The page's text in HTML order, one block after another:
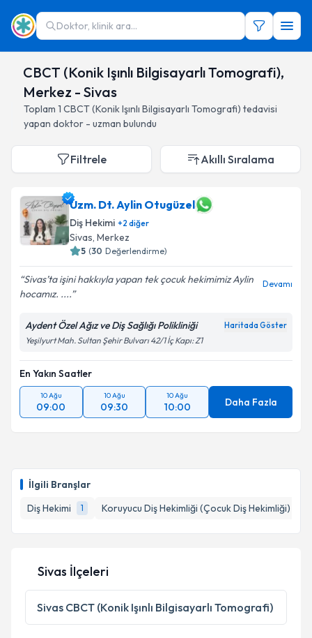
Doktor, klinik ara...
CBCT (Konik Işınlı Bilgisayarlı Tomografi),
Merkez - Sivas
Toplam 1 CBCT (Konik Işınlı Bilgisayarlı Tomografi) tedavisi
yapan doktor - uzman bulundu
İlgili Branşlar
Diş Hekimi
1 Koruyucu Diş Hekimliği (Çocuk Diş Hekimliği)
Filtrele Akıllı Sıralama
Uzm. Dt. Aylin Otugüzel
Diş Hekimi +2 diğer
Sivas, Merkez
5 (30 Değerlendirme)
Sivas’ta işini hakkıyla yapan tek çocuk hekimimiz Aylin
hocamız. ....
Devamı
Aydent Özel Ağız ve Diş Sağlığı Polikliniği Haritada Göster
Yeşilyurt Mah. Sultan Şehir Bulvarı 42/1 İç Kapı: Z1
En Yakın Saatler
10 Ağu
09:00
10 Ağu
09:30
10 Ağu
10:00 Daha Fazla
Sivas İlçeleri
Sivas CBCT (Konik Işınlı Bilgisayarlı Tomografi)